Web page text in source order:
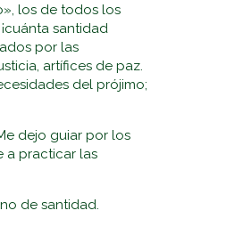
los de todos los
santidad
por las
artífices de paz.
del prójimo;
dejo guiar por los
a practicar las
de santidad.